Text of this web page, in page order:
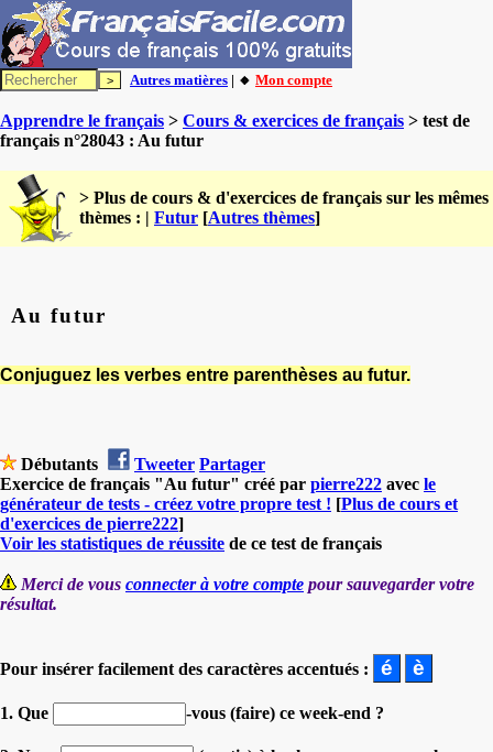
Autres matières | 🔸 Mon compte
Apprendre le français > Cours & exercices de français > test de
français n°28043 : Au futur
> Plus de cours & d'exercices de français sur les mêmes
thèmes : | Futur [Autres thèmes]
Au futur
Conjuguez les verbes entre parenthèses au futur.
Débutants Tweeter Partager
Exercice de français "Au futur" créé par pierre222 avec le
générateur de tests - créez votre propre test ! [Plus de cours et
d'exercices de pierre222]
Voir les statistiques de réussite de ce test de français
Merci de vous connecter à votre compte pour sauvegarder votre
résultat.
Pour insérer facilement des caractères accentués :
1. Que -vous (faire) ce week-end ?